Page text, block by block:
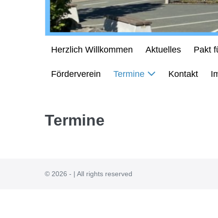
Herzlich Willkommen Aktuelles Pakt
Förderverein Termine Kontakt
Termine
© 2026 - | All rights reserved